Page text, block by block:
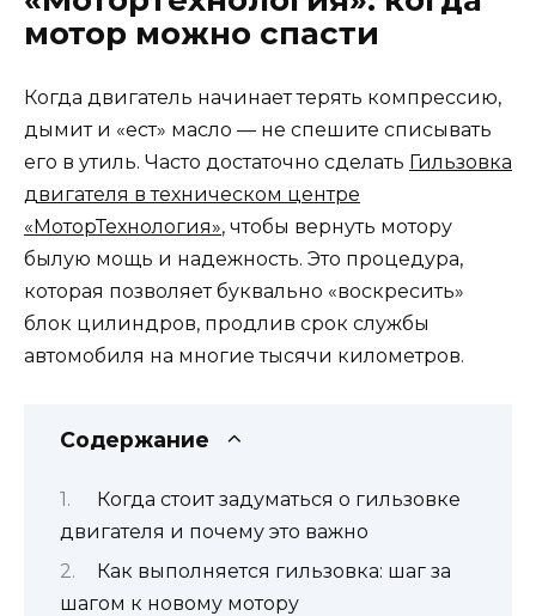
мотор можно спасти
Когда двигатель начинает терять компрессию,
дымит и «ест» масло — не спешите списывать
его в утиль. Часто достаточно сделать Гильзовка
двигателя в техническом центре
«МоторТехнология», чтобы вернуть мотору
былую мощь и надежность. Это процедура,
которая позволяет буквально «воскресить»
блок цилиндров, продлив срок службы
автомобиля на многие тысячи километров.
Содержание
Когда стоит задуматься о гильзовке
двигателя и почему это важно
Как выполняется гильзовка: шаг за
шагом к новому мотору